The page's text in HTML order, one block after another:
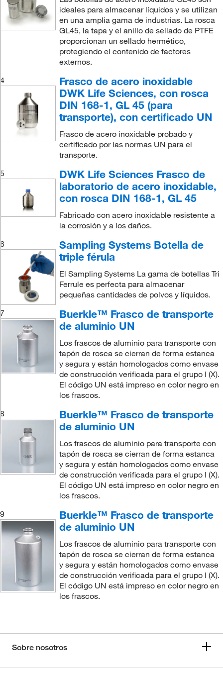
ideales para almacenar líquidos y se utilizan
en una amplia gama de industrias. La rosca
GL45, la tapa y el anillo de sellado de PTFE
proporcionan un sellado hermético,
protegiendo el contenido de factores
externos.
4
Frasco de acero inoxidable
DWK Life Sciences, con rosca
DIN 168-1, GL 45 (para
transporte), con certificado UN
Frasco de acero inoxidable probado y
certificado por las normas UN para el
transporte.
5
DWK Life Sciences Frasco de
laboratorio de acero inoxidable,
con rosca DIN 168-1, GL 45
Fabricado con acero inoxidable resistente a
la corrosión y a los daños.
6
Sampling Systems Botella de
triple férula
El Sampling Systems La gama de botellas Tri
Ferrule es perfecta para almacenar
pequeñas cantidades de polvos y líquidos.
7
Buerkle™ Frasco de transporte
de aluminio UN
Los frascos de aluminio para transporte con
tapón de rosca se cierran de forma estanca
y segura y están homologados como envase
de construcción verificada para el grupo I (X).
El código UN está impreso en color negro en
los frascos.
8
Buerkle™ Frasco de transporte
de aluminio UN
Los frascos de aluminio para transporte con
tapón de rosca se cierran de forma estanca
y segura y están homologados como envase
de construcción verificada para el grupo I (X).
El código UN está impreso en color negro en
los frascos.
9
Buerkle™ Frasco de transporte
de aluminio UN
Los frascos de aluminio para transporte con
tapón de rosca se cierran de forma estanca
y segura y están homologados como envase
de construcción verificada para el grupo I (X).
El código UN está impreso en color negro en
los frascos.
Sobre nosotros